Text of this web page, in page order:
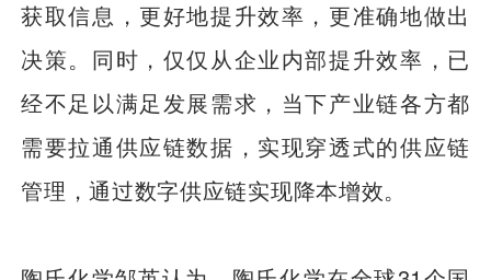
获取信息，更好地提升效率，更准确地做出
决策。同时，仅仅从企业内部提升效率，已
经不足以满足发展需求，当下产业链各方都
需要拉通供应链数据，实现穿透式的供应链
管理，通过数字供应链实现降本增效。